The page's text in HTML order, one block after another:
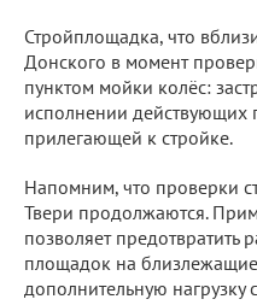
Стройплощадка, что
Донского в момент
пунктом мойки колёс:
исполнении действующих
прилегающей к стройке.
Напомним, что проверки
Твери продолжаются.
позволяет предотвратить
площадок на
дополнительную нагрузку